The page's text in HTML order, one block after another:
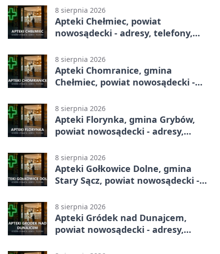
8 sierpnia 2026
Apteki Chełmiec, powiat
nowosądecki - adresy, telefony,
8 sierpnia 2026
Apteki Chomranice, gmina
Chełmiec, powiat nowosądecki -
8 sierpnia 2026
Apteki Florynka, gmina Grybów,
powiat nowosądecki - adresy,
8 sierpnia 2026
Apteki Gołkowice Dolne, gmina
Stary Sącz, powiat nowosądecki -
8 sierpnia 2026
Apteki Gródek nad Dunajcem,
powiat nowosądecki - adresy,